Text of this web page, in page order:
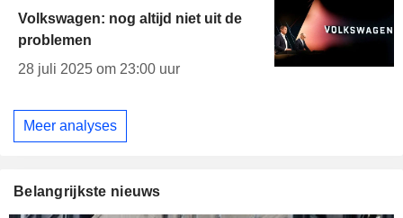
Volkswagen: nog altijd niet uit de
problemen
28 juli 2025 om 23:00 uur
Meer analyses
Belangrijkste nieuws